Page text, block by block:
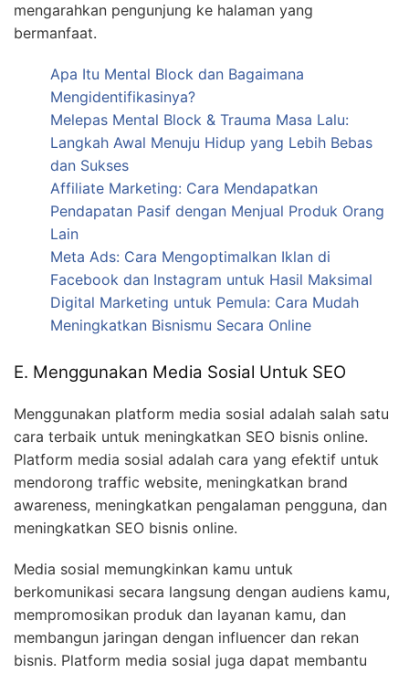
mengarahkan pengunjung ke halaman yang
bermanfaat.
Apa Itu Mental Block dan Bagaimana
Mengidentifikasinya?
Melepas Mental Block & Trauma Masa Lalu:
Langkah Awal Menuju Hidup yang Lebih Bebas
dan Sukses
Affiliate Marketing: Cara Mendapatkan
Pendapatan Pasif dengan Menjual Produk Orang
Lain
Meta Ads: Cara Mengoptimalkan Iklan di
Facebook dan Instagram untuk Hasil Maksimal
Digital Marketing untuk Pemula: Cara Mudah
Meningkatkan Bisnismu Secara Online
E. Menggunakan Media Sosial Untuk SEO
Menggunakan platform media sosial adalah salah satu
cara terbaik untuk meningkatkan SEO bisnis online.
Platform media sosial adalah cara yang efektif untuk
mendorong traffic website, meningkatkan brand
awareness, meningkatkan pengalaman pengguna, dan
meningkatkan SEO bisnis online.
Media sosial memungkinkan kamu untuk
berkomunikasi secara langsung dengan audiens kamu,
mempromosikan produk dan layanan kamu, dan
membangun jaringan dengan influencer dan rekan
bisnis. Platform media sosial juga dapat membantu